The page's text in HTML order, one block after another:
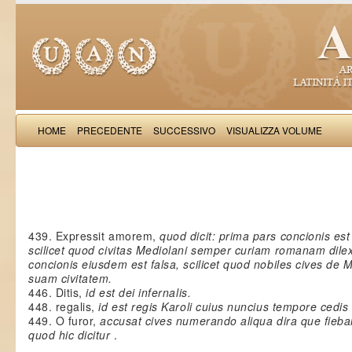
HOME PRECEDENTE SUCCESSIVO VISUALIZZA VOLUME
439. Expressit amorem,quod dicit: prima pars concionis
scilicet quod civitas Mediolani semper curiam romanam
concionis eiusdem est falsa, scilicet quod nobiles cives de
suam civitatem.
446. Ditis,id est dei infernalis.
448. regalis,id est regis Karoli cuius nuncius tempore
449. O furor,accusat cives numerando aliqua dira que
quod hic dicitur .